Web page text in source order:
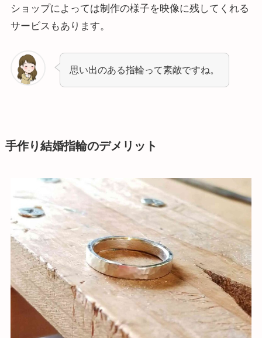
ショップによっては制作の様子を映像に残してくれる
サービスもあります。
思い出のある指輪って素敵ですね。
手作り結婚指輪のデメリット